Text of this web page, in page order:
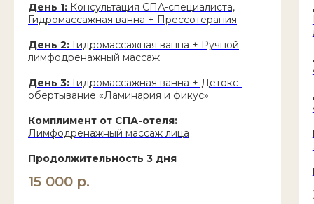
День 1: Консультация СПА-специалиста,
Гидромассажная ванна + Прессотерапия
День 2: Гидромассажная ванна + Ручной
лимфодренажный массаж
День 3: Гидромассажная ванна + Детокс-
обертывание «Ламинария и фикус»
Комплимент от СПА-отеля:
Лимфодренажный массаж лица
Продолжительность 3 дня
15 000 р.